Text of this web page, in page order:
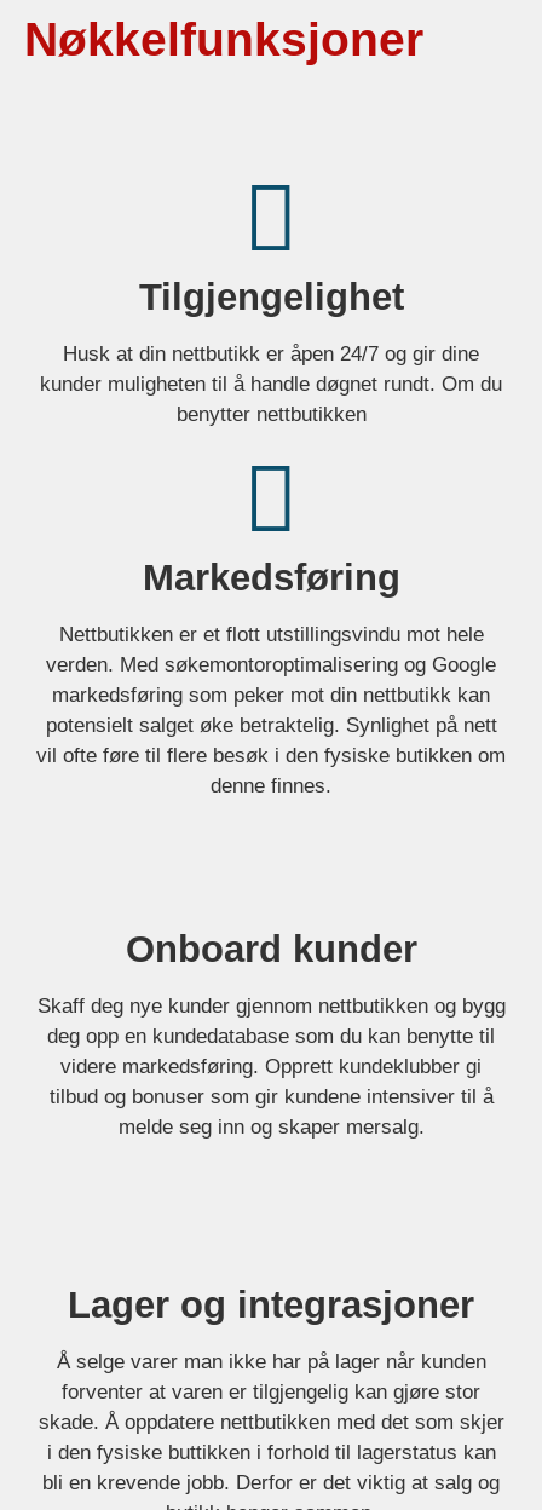
Nøkkelfunksjoner
Tilgjengelighet
Husk at din nettbutikk er åpen 24/7 og gir dine
kunder muligheten til å handle døgnet rundt. Om du
benytter nettbutikken
Markedsføring
Nettbutikken er et flott utstillingsvindu mot hele
verden. Med søkemontoroptimalisering og Google
markedsføring som peker mot din nettbutikk kan
potensielt salget øke betraktelig. Synlighet på nett
vil ofte føre til flere besøk i den fysiske butikken om
denne finnes.
Onboard kunder
Skaff deg nye kunder gjennom nettbutikken og bygg
deg opp en kundedatabase som du kan benytte til
videre markedsføring. Opprett kundeklubber gi
tilbud og bonuser som gir kundene intensiver til å
melde seg inn og skaper mersalg.
Lager og integrasjoner
Å selge varer man ikke har på lager når kunden
forventer at varen er tilgjengelig kan gjøre stor
skade. Å oppdatere nettbutikken med det som skjer
i den fysiske buttikken i forhold til lagerstatus kan
bli en krevende jobb. Derfor er det viktig at salg og